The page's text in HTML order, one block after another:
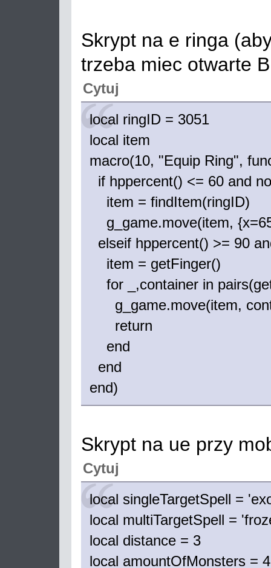
Skrypt na e ringa
trzeba miec otwarte
Cytuj
local ringID = 3051
local item
macro(10, "Equip Ring",
if hppercent() <= 60 and
item = findItem(ringID)
g_game.move(item,
elseif hppercent() >= 90
item = getFinger()
for _,container in
g_game.move(item,
return
end
end
end)
Skrypt na ue przy
Cytuj
local singleTargetSpell =
local multiTargetSpell =
local distance = 3
local amountOfMonsters = 4